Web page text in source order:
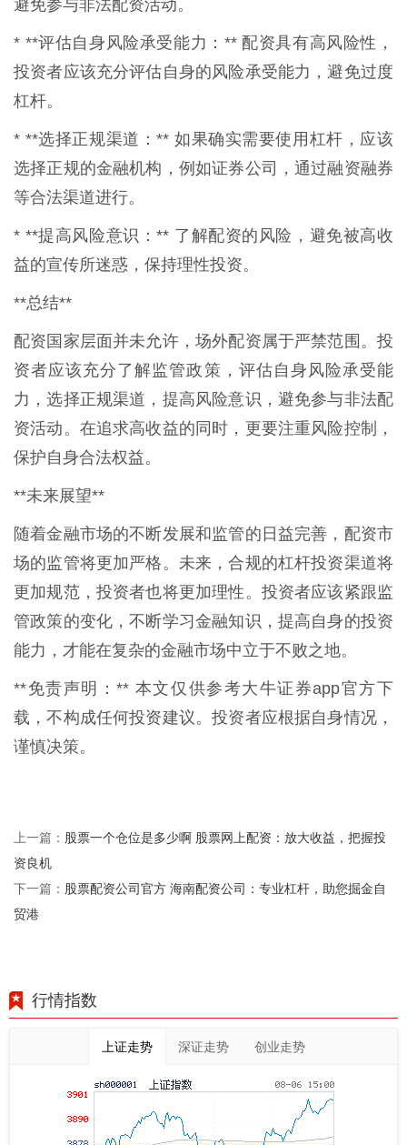
避免参与非法配资活动。
* **评估自身风险承受能力：** 配资具有高风险性，
投资者应该充分评估自身的风险承受能力，避免过度
杠杆。
* **选择正规渠道：** 如果确实需要使用杠杆，应该
选择正规的金融机构，例如证券公司，通过融资融券
等合法渠道进行。
* **提高风险意识：** 了解配资的风险，避免被高收
益的宣传所迷惑，保持理性投资。
**总结**
配资国家层面并未允许，场外配资属于严禁范围。投
资者应该充分了解监管政策，评估自身风险承受能
力，选择正规渠道，提高风险意识，避免参与非法配
资活动。在追求高收益的同时，更要注重风险控制，
保护自身合法权益。
**未来展望**
随着金融市场的不断发展和监管的日益完善，配资市
场的监管将更加严格。未来，合规的杠杆投资渠道将
更加规范，投资者也将更加理性。投资者应该紧跟监
管政策的变化，不断学习金融知识，提高自身的投资
能力，才能在复杂的金融市场中立于不败之地。
**免责声明：** 本文仅供参考大牛证券app官方下
载，不构成任何投资建议。投资者应根据自身情况，
谨慎决策。
上一篇： 股票一个仓位是多少啊 股票网上配资：放大收益，把握投
资良机
下一篇： 股票配资公司官方 海南配资公司：专业杠杆，助您掘金自
贸港
行情指数
上证走势 深证走势 创业走势